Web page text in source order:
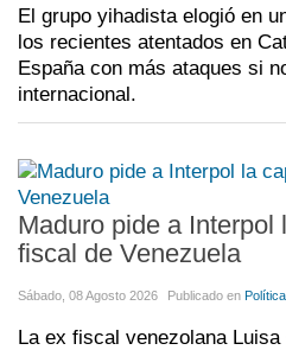
El grupo yihadista elogió en
los recientes atentados en
España con más ataques si
internacional.
Maduro pide a Interpol
fiscal de Venezuela
Sábado, 08 Agosto 2026 Publicado en Política
La ex fiscal venezolana